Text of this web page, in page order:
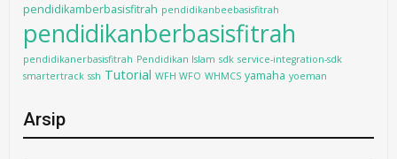
pendidikamberbasisfitrah pendidikanbeebasisfitrah
pendidikanberbasisfitrah
pendidikanerbasisfitrah Pendidikan Islam sdk service-integration-sdk
smartertrack ssh Tutorial WFH WFO WHMCS yamaha yoeman
Arsip